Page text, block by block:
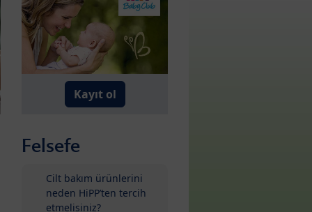
Kayıt ol
Felsefe
Cilt bakım ürünlerini
neden HiPP’ten tercih
etmelisiniz?